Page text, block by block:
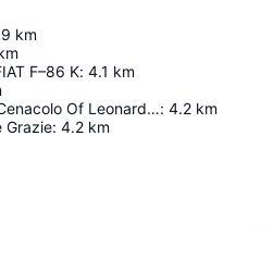
km
F–86 K: 4.1 km
Museum Of The Cenacolo Of Leonardo Da Vinci: 4.2 km
Grazie: 4.2 km